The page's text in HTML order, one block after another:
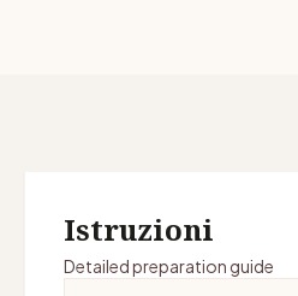
Istruzioni
Detailed preparation guide